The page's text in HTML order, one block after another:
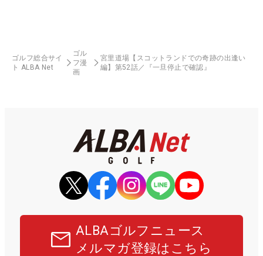
ゴルフ総合サイ
ト ALBA Net
ゴル
フ漫
画
宮里道場【スコットランドでの奇跡の出逢い
編】第52話／『一旦停止で確認』
ALBAゴルフニュース
メルマガ登録はこちら